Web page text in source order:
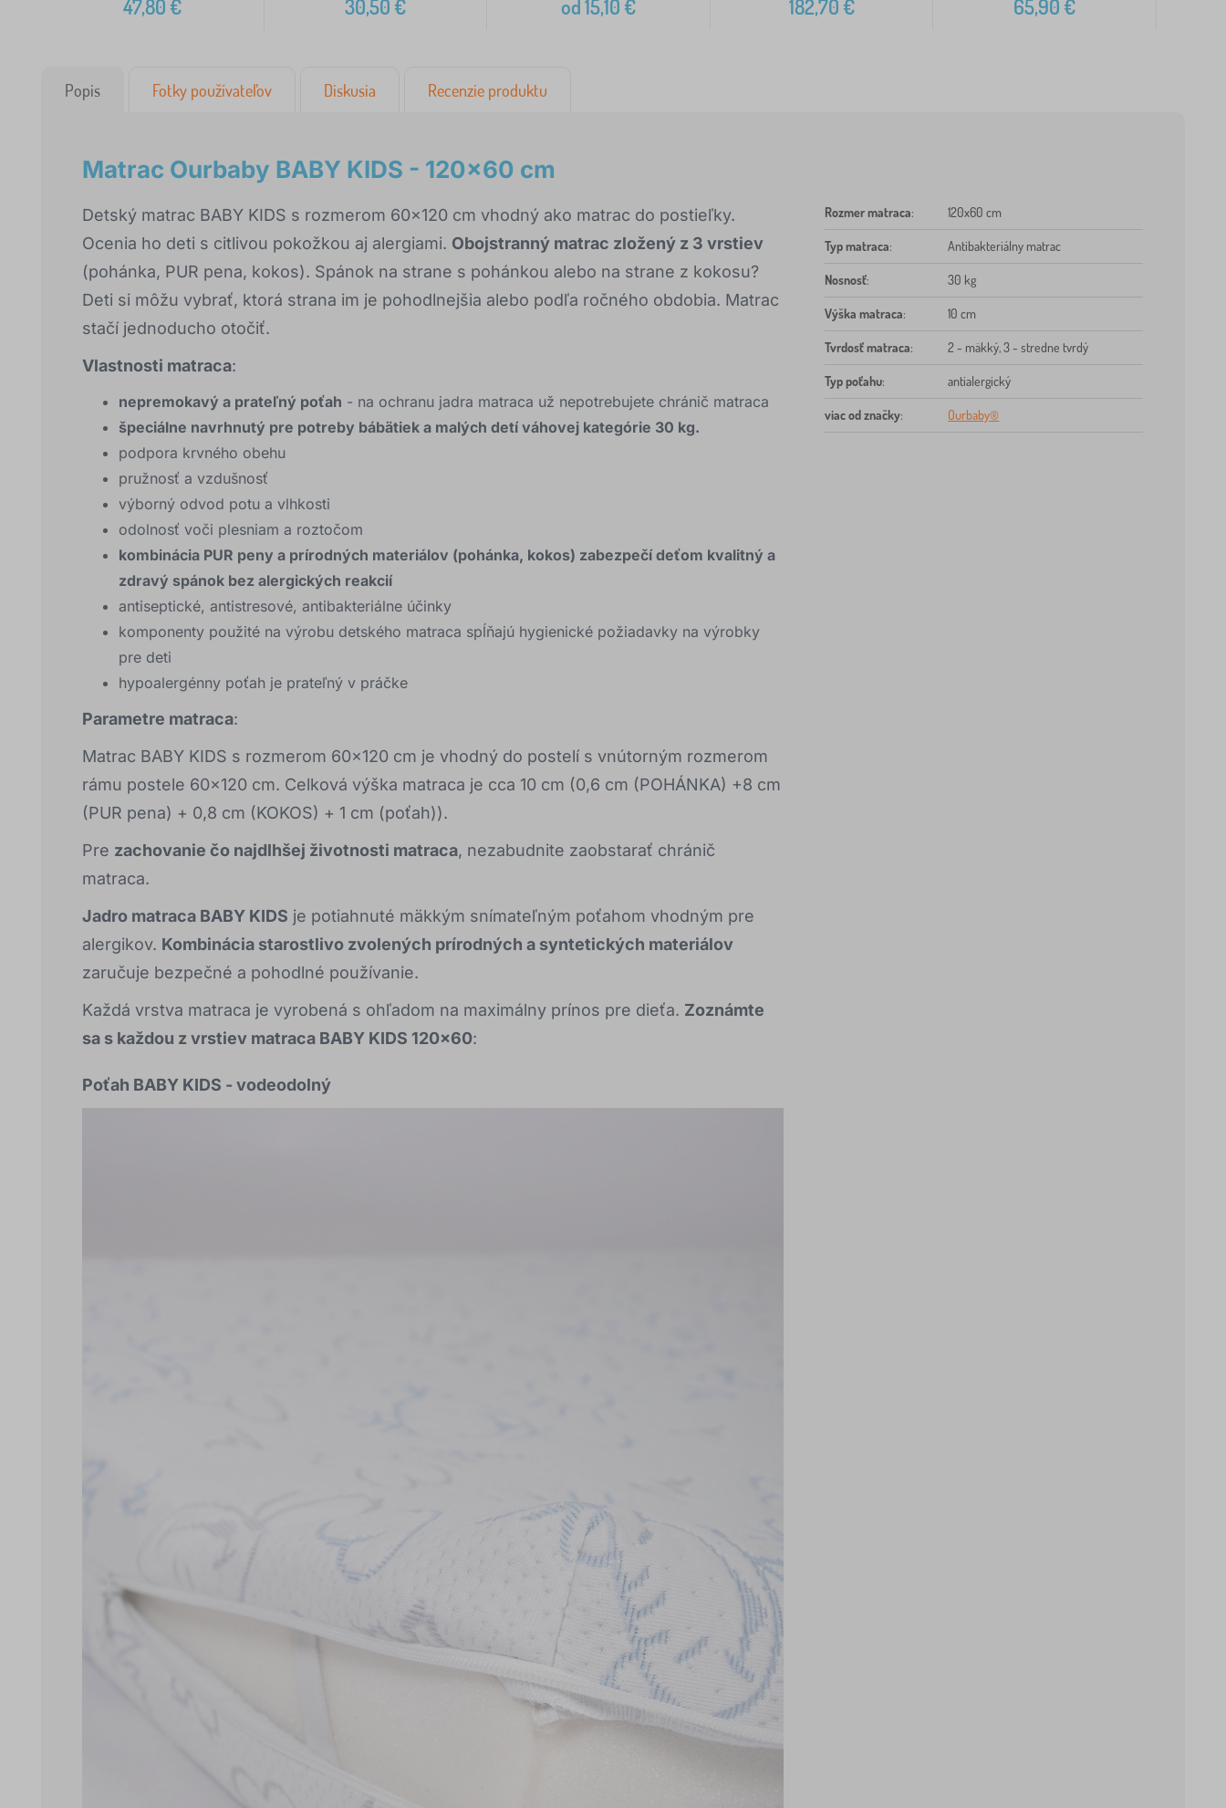
47,80€ 30,50€ od15,10€ 182,70€ 65,90€
Popis Fotky používateľov Diskusia Recenzie produktu
Matrac Ourbaby BABY KIDS - 120x60 cm
Detský matrac BABY KIDS s rozmerom 60x120 cm vhodný ako matrac do postieľky.
Ocenia ho deti s citlivou pokožkou aj alergiami. Obojstranný matrac zložený z 3 vrstiev
(pohánka, PUR pena, kokos). Spánok na strane s pohánkou alebo na strane z kokosu?
Deti si môžu vybrať, ktorá strana im je pohodlnejšia alebo podľa ročného obdobia. Matrac
stačí jednoducho otočiť.
Vlastnosti matraca:
nepremokavý a prateľný poťah - na ochranu jadra matraca už nepotrebujete chránič matraca
špeciálne navrhnutý pre potreby bábätiek a malých detí váhovej kategórie 30 kg.
podpora krvného obehu
pružnosť a vzdušnosť
výborný odvod potu a vlhkosti
odolnosť voči plesniam a roztočom
kombinácia PUR peny a prírodných materiálov (pohánka, kokos) zabezpečí deťom kvalitný a
zdravý spánok bez alergických reakcií
antiseptické, antistresové, antibakteriálne účinky
komponenty použité na výrobu detského matraca spĺňajú hygienické požiadavky na výrobky
pre deti
hypoalergénny poťah je prateľný v práčke
Parametre matraca:
Matrac BABY KIDS s rozmerom 60x120 cm je vhodný do postelí s vnútorným rozmerom
rámu postele 60x120 cm. Celková výška matraca je cca 10 cm (0,6 cm (POHÁNKA) +8 cm
(PUR pena) + 0,8 cm (KOKOS) + 1 cm (poťah)).
Pre zachovanie čo najdlhšej životnosti matraca, nezabudnite zaobstarať chránič
matraca.
Jadro matraca BABY KIDS je potiahnuté mäkkým snímateľným poťahom vhodným pre
alergikov. Kombinácia starostlivo zvolených prírodných a syntetických materiálov
zaručuje bezpečné a pohodlné používanie.
Každá vrstva matraca je vyrobená s ohľadom na maximálny prínos pre dieťa. Zoznámte
sa s každou z vrstiev matraca BABY KIDS 120x60:
Poťah BABY KIDS - vodeodolný
Rozmer matraca: 120x60 cm
Typ matraca: Antibakteriálny matrac
Nosnosť: 30 kg
Výška matraca: 10 cm
Tvrdosť matraca: 2 - mäkký, 3 - stredne tvrdý
Typ poťahu: antialergický
viac od značky: Ourbaby®